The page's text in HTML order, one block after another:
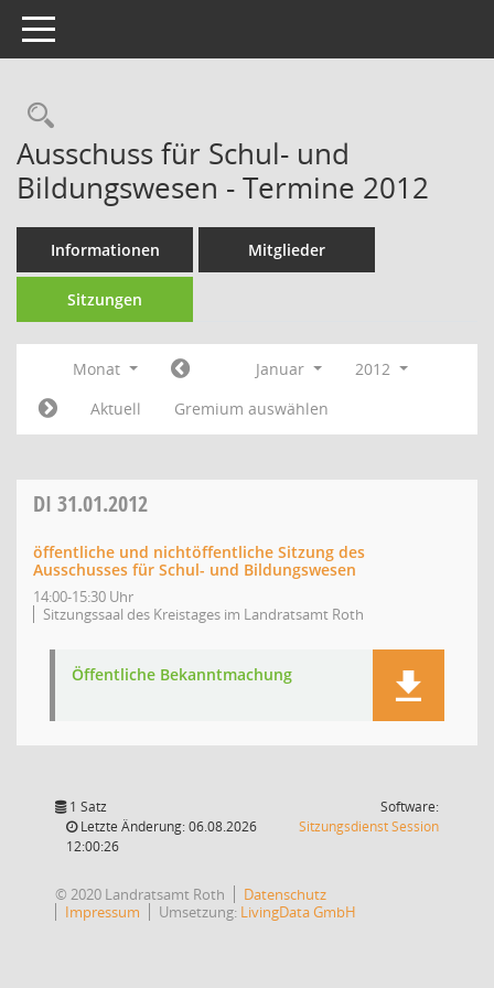
Toggle navigation
Rechercheauswahl
Ausschuss für Schul- und
Bildungswesen - Termine 2012
Informationen Mitglieder
Sitzungen
Monat Januar
2012
Aktuell
Gremium auswählen
DI 31.01.2012
öffentliche und nichtöffentliche Sitzung des
Ausschusses für Schul- und Bildungswesen
14:00-15:30 Uhr
Sitzungssaal des Kreistages im Landratsamt Roth
Öffentliche Bekanntmachung
1 Satz
Letzte Änderung: 06.08.2026
12:00:26
Software:
SitzungsdienstSession(Wird in
© 2020 Landratsamt Roth
Datenschutz
Impressum
Umsetzung: LivingData GmbH